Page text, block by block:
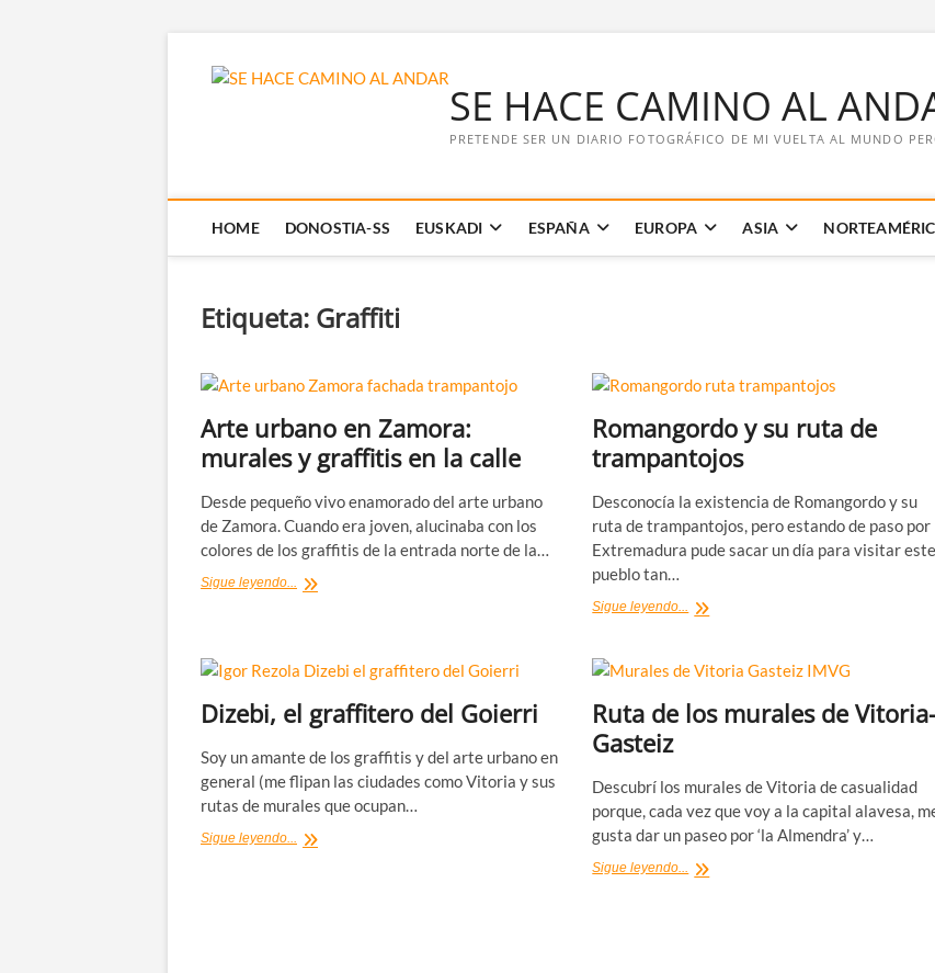
SE HACE CAMINO AL
PRETENDE SER UN DIARIO FOTOGRÁFICO DE MI VUELTA AL MUNDO
HOME DONOSTIA-SS EUSKADI ESPAÑA EUROPA ASIA
Etiqueta: Graffiti
Arte urbano en Zamora:
murales y graffitis en la calle
Desde pequeño vivo enamorado del arte urbano
de Zamora. Cuando era joven, alucinaba con los
colores de los graffitis de la entrada norte de la…
Sigue leyendo... Arte
y
graffitis
en
calle
Romangordo y su ruta de
trampantojos
Desconocía la existencia de Romangordo y su
ruta de trampantojos, pero estando de paso por
Extremadura pude sacar un día para visitar este
pueblo tan…
Sigue leyendo... Romangordo
ruta
trampantojos
Dizebi, el graffitero del Goierri
Soy un amante de los graffitis y del arte urbano en
general (me flipan las ciudades como Vitoria y sus
rutas de murales que ocupan…
Sigue leyendo... Dizebi,
Ruta de los murales de
Gasteiz
Descubrí los murales de Vitoria de casualidad
porque, cada vez que voy a la capital alavesa,
gusta dar un paseo por ‘la Almendra’ y…
Sigue leyendo... Ruta